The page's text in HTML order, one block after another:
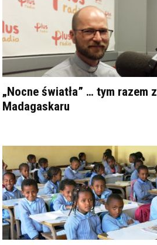
„Nocne światła” … tym razem z
Madagaskaru